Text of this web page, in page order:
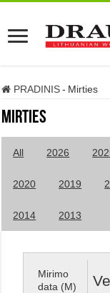
PRADINIS - Mirties
Mirties
All 2026
2020 2019
2014 2013
Mirimo
data (M)